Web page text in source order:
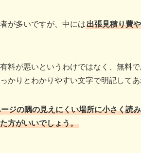
が多いですが、中には出張見積り費
料が悪いというわけではなく、無料
かりとわかりやすい文字で明記して
ジの隅の見えにくい場所に小さく読
方がいいでしょう。